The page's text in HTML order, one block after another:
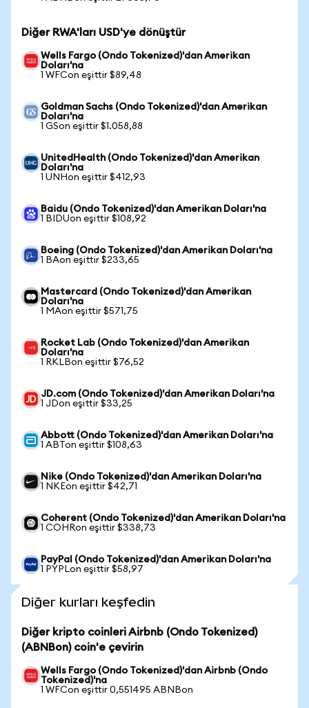
Diğer RWA'ları USD'ye dönüştür
Wells Fargo (Ondo Tokenized)'dan Amerikan
Doları'na
1 WFCon eşittir $89,48
Goldman Sachs (Ondo Tokenized)'dan Amerikan
Doları'na
1 GSon eşittir $1.058,88
UnitedHealth (Ondo Tokenized)'dan Amerikan
Doları'na
1 UNHon eşittir $412,93
Baidu (Ondo Tokenized)'dan Amerikan Doları'na
1 BIDUon eşittir $108,92
Boeing (Ondo Tokenized)'dan Amerikan Doları'na
1 BAon eşittir $233,65
Mastercard (Ondo Tokenized)'dan Amerikan
Doları'na
1 MAon eşittir $571,75
Rocket Lab (Ondo Tokenized)'dan Amerikan
Doları'na
1 RKLBon eşittir $76,52
JD.com (Ondo Tokenized)'dan Amerikan Doları'na
1 JDon eşittir $33,25
Abbott (Ondo Tokenized)'dan Amerikan Doları'na
1 ABTon eşittir $108,63
Nike (Ondo Tokenized)'dan Amerikan Doları'na
1 NKEon eşittir $42,71
Coherent (Ondo Tokenized)'dan Amerikan Doları'na
1 COHRon eşittir $338,73
PayPal (Ondo Tokenized)'dan Amerikan Doları'na
1 PYPLon eşittir $58,97
Diğer kurları keşfedin
Diğer kripto coinleri Airbnb (Ondo Tokenized)
(ABNBon) coin'e çevirin
Wells Fargo (Ondo Tokenized)'dan Airbnb (Ondo
Tokenized)'na
1 WFCon eşittir 0,551495 ABNBon